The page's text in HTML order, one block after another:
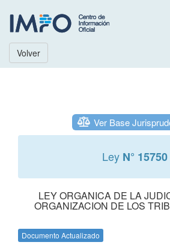
Volver
Ver Base
Ley N° 15750
LEY ORGANICA DE LA
ORGANIZACION DE LOS
Documento Actualizado